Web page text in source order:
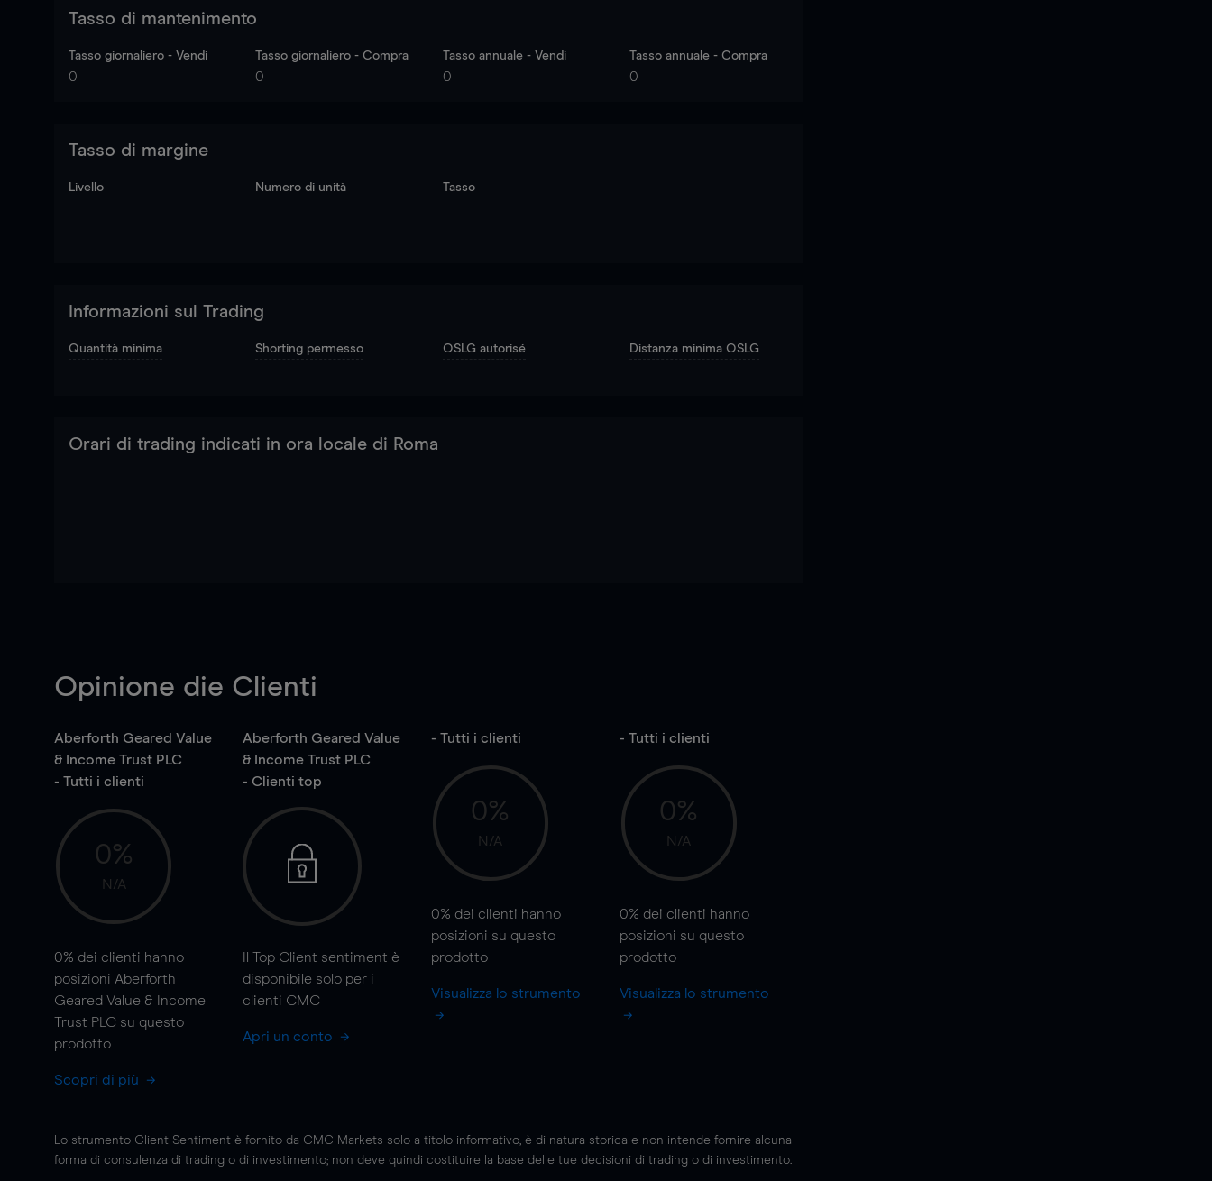
Tasso di mantenimento
Tasso giornaliero - Vendi
0
Tasso giornaliero - Compra
0
Tasso annuale - Vendi
0
Tasso annuale - Compra
0
Tasso di margine
Livello Numero di unità Tasso
Informazioni sul Trading
Quantità minima Shorting permesso OSLG autorisé Distanza minima OSLG
Orari di trading indicati in ora locale di Roma
Opinione die Clienti
Aberforth Geared Value
& Income Trust PLC
- Tutti i clienti
0%
N/A
0% dei clienti hanno
posizioni Aberforth
Geared Value & Income
Trust PLC su questo
prodotto
Scopri di più
Aberforth Geared Value
& Income Trust PLC
- Clienti top
Il Top Client sentiment è
disponibile solo per i
clienti CMC
Apri un conto
- Tutti i clienti
0%
N/A
0% dei clienti hanno
posizioni su questo
prodotto
Visualizza lo strumento
- Tutti i clienti
0%
N/A
0% dei clienti hanno
posizioni su questo
prodotto
Visualizza lo strumento
Lo strumento Client Sentiment è fornito da CMC Markets solo a titolo informativo, è di natura storica e non intende fornire alcuna
forma di consulenza di trading o di investimento; non deve quindi costituire la base delle tue decisioni di trading o di investimento.